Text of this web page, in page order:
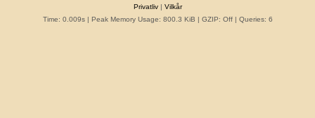
Privatliv| Vilkår
Time: 0.009s| Peak Memory Usage: 800.3 KiB | GZIP: Off | Queries: 6